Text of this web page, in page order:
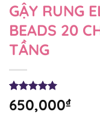
GẬY RUNG
BEADS 20
TẦNG
5.00 trên 5
dựa trên
1
650,000₫